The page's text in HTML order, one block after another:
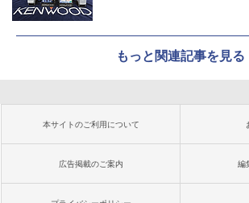
もっと関連記事を見る
本サイトのご利用について
広告掲載のご案内 編